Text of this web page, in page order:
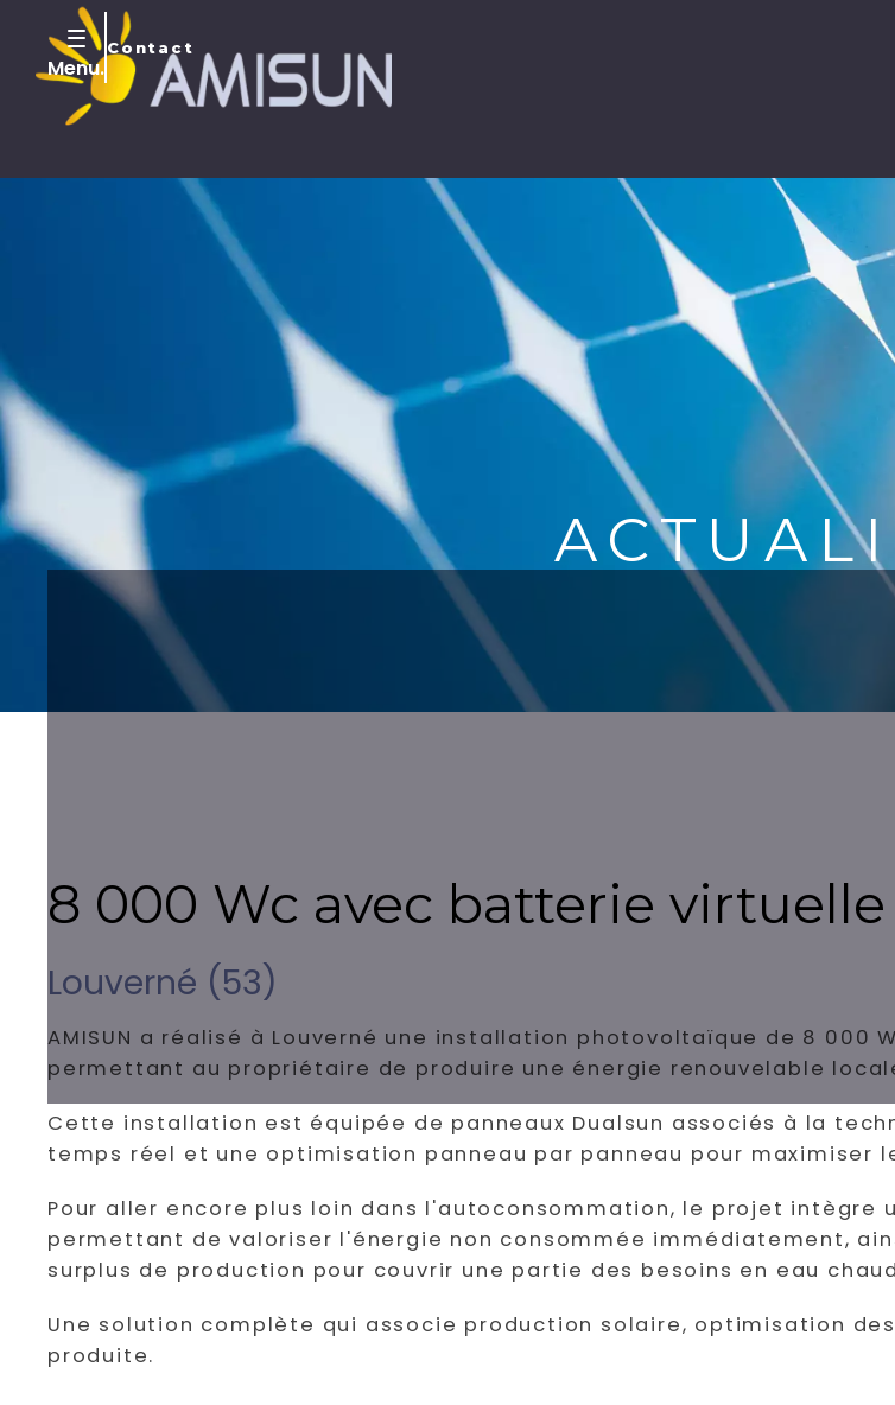
Menu.
Contact
8 000 Wc avec batterie virtuelle
Louverné (53)
AMISUN a réalisé à Louverné une installation photovoltaïque de 8
permettant au propriétaire de produire une énergie renouvelable
Cette installation est équipée de panneaux Dualsun associés à la
temps réel et une optimisation panneau par panneau pour maximiser
Pour aller encore plus loin dans l'autoconsommation, le projet intègre
permettant de valoriser l'énergie non consommée immédiatement,
surplus de production pour couvrir une partie des besoins en eau
Une solution complète qui associe production solaire, optimisation
produite.